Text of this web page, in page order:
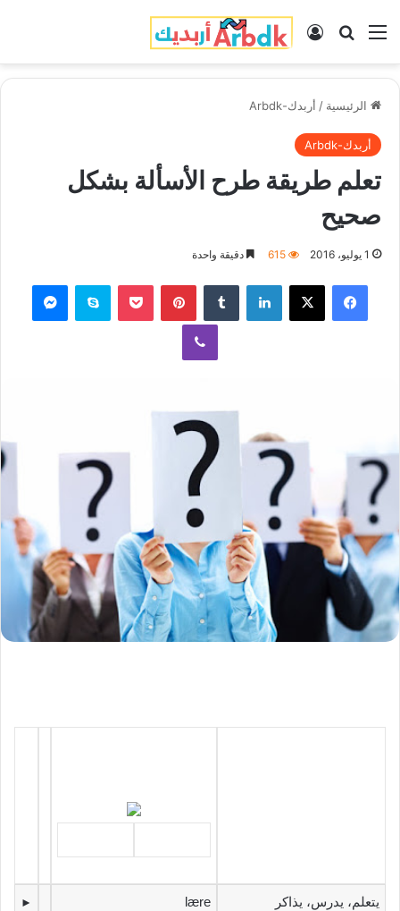
القائمة بحث عنتسجيل الدخول
الرئيسية / أربدك-Arbdk
أربدك-Arbdk
تعلم طريقة طرح الأسألة بشكل
صحيح
1 يوليو، 2016 615 دقيقة واحدة
فيسبوك لينكدإن بينتيريست سكايب
ڤايبر
‫يتعلم، يدرس، يذاكر‬ lære
►